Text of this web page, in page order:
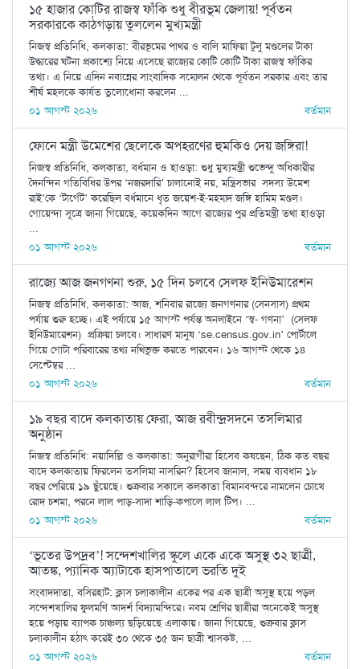
১৫ হাজার কোটির রাজস্ব ফাঁকি শুধু বীরভূম জেলায়! পূর্বতন
সরকারকে কাঠগড়ায় তুললেন মুখ্যমন্ত্রী
নিজস্ব প্রতিনিধি, কলকাতা: বীরভূমের পাথর ও বালি মাফিয়া টুলু মণ্ডলের টাকা
উদ্ধারের ঘটনা প্রকাশ্যে নিয়ে এসেছে রাজ্যের কোটি কোটি টাকা রাজস্ব ফাঁকির
তথ্য। এ নিয়ে এদিন নবান্নের সাংবাদিক সম্মেলন থেকে পূর্বতন সরকার এবং তার
শীর্ষ মহলকে কার্যত তুলোধোনা করলেন ...
০১ আগস্ট ২০২৬
বর্তমান
ফোনে মন্ত্রী উমেশের ছেলেকে অপহরণের হুমকিও দেয় জঙ্গিরা!
নিজস্ব প্রতিনিধি, কলকাতা, বর্ধমান ও হাওড়া: শুধু মুখ্যমন্ত্রী শুভেন্দু অধিকারীর
দৈনন্দিন গতিবিধির উপর ‘নজরদারি’ চালানোই নয়, মন্ত্রিসভার সদস্য উমেশ
রাই’কে ‘টার্গেট’ করেছিল বর্ধমানে ধৃত জয়েশ-ই-মহম্মদ জঙ্গি হামিম মণ্ডল।
গোয়েন্দা সূত্রে জানা গিয়েছে, কয়েকদিন আগে রাজ্যের পুর প্রতিমন্ত্রী তথা হাওড়া
...
০১ আগস্ট ২০২৬
বর্তমান
রাজ্যে আজ জনগণনা শুরু, ১৫ দিন চলবে সেলফ ইনিউমারেশন
নিজস্ব প্রতিনিধি, কলকাতা: আজ, শনিবার রাজ্যে জনগণনার (সেনসাস) প্রথম
পর্যায় শুরু হচ্ছে। এই পর্যায়ে ১৫ আগস্ট পর্যন্ত অনলাইনে ‘স্ব- গণনা’ (সেলফ
ইনিউমারেশন) প্রক্রিয়া চলবে। সাধারণ মানুষ ‘se.census.gov.in’ পোর্টালে
গিয়ে গোটা পরিবারের তথ্য নথিভুক্ত করতে পারবেন। ১৬ আগস্ট থেকে ১৪
সেপ্টেম্বর ...
০১ আগস্ট ২০২৬
বর্তমান
১৯ বছর বাদে কলকাতায় ফেরা, আজ রবীন্দ্রসদনে তসলিমার
অনুষ্ঠান
নিজস্ব প্রতিনিধি: নয়াদিল্লি ও কলকাতা: অনুরাগীরা হিসেব কষছেন, ঠিক কত বছর
বাদে কলকাতায় ফিরলেন তসলিমা নাসরিন? হিসেব জানাল, সময় ব্যবধান ১৮
বছর পেরিয়ে ১৯ ছুঁয়েছে। শুক্রবার সকালে কলকাতা বিমানবন্দরে নামলেন চোখে
রোদ চশমা, পরনে লাল পাড়-সাদা শাড়ি-কপালে লাল টিপ। ...
০১ আগস্ট ২০২৬
বর্তমান
‘ভূতের উপদ্রব’! সন্দেশখালির স্কুলে একে একে অসুস্থ ৩২ ছাত্রী,
আতঙ্ক, প্যানিক অ্যাটাকে হাসপাতালে ভরতি দুই
সংবাদদাতা, বসিরহাট: ক্লাস চলাকালীন একের পর এক ছাত্রী অসুস্থ হয়ে পড়ল
সন্দেশখালির ফুলমণি আদর্শ বিদ্যামন্দিরে। নবম শ্রেণির ছাত্রীরা অনেকেই অসুস্থ
হয়ে পড়ায় ব্যাপক চাঞ্চল্য ছড়িয়েছে এলাকায়। জানা গিয়েছে, শুক্রবার ক্লাস
চলাকালীন হঠাৎ করেই ৩০ থেকে ৩৫ জন ছাত্রী শ্বাসকষ্ট, ...
০১ আগস্ট ২০২৬
বর্তমান